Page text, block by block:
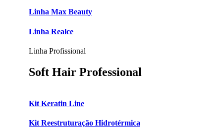
Linha Max Beauty
Linha Realce
Linha Profissional
Soft Hair Professional
Kit Keratin Line
Kit Reestruturação Hidrotérmica